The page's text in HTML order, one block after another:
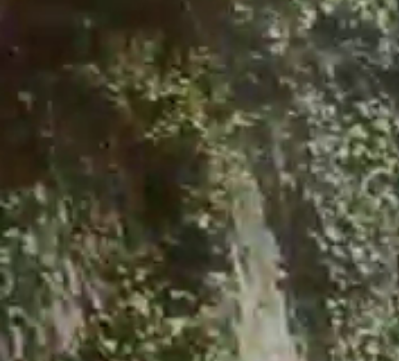
Obecné zastupiteľstvo
Hlavný kontrolór
Voľby
Zápisnice OZ
Všeobecné závazné nariadenia
Obecný Úrad
Úradné hodiny
Smernice a poriadky
Hospodárenie
Matrika
Stavebný úrad
Územný plán obce
Odpadové hospodárstvo
Časová os vývozov
Pre občanov